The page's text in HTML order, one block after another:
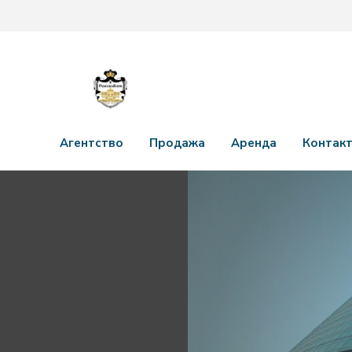
Агентство Продажа Аренда